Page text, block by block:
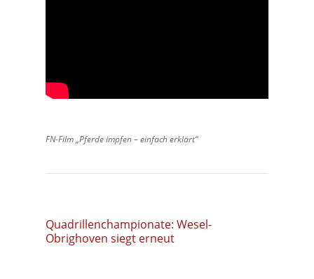
FN-Film „Pferde impfen – einfach erklärt“
Quadrillenchampionate: Wesel-
Obrighoven siegt erneut